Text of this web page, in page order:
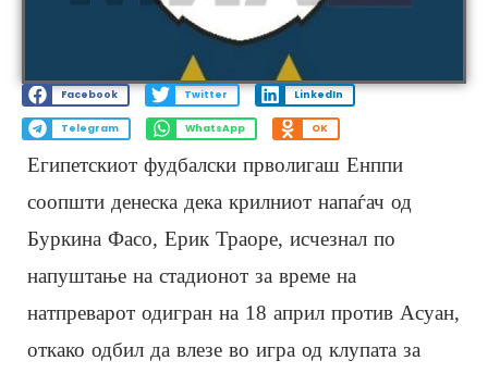
Facebook Twitter LinkedIn
Telegram WhatsApp OK
Египетскиот фудбалски прволигаш Енппи
соопшти денеска дека крилниот напаѓач од
Буркина Фасо, Ерик Траоре, исчезнал по
напуштање на стадионот за време на
натпреварот одигран на 18 април против Асуан,
откако одбил да влезе во игра од клупата за